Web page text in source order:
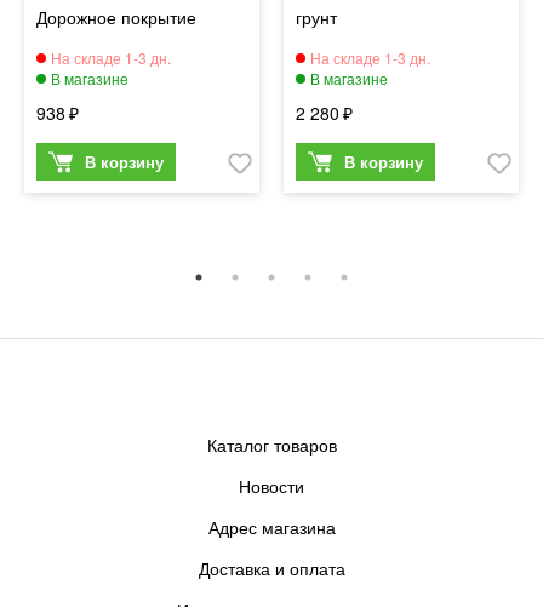
Дорожное покрытие
938
грунт
2 280
Каталог товаров
Новости
Адрес магазина
Доставка и оплата